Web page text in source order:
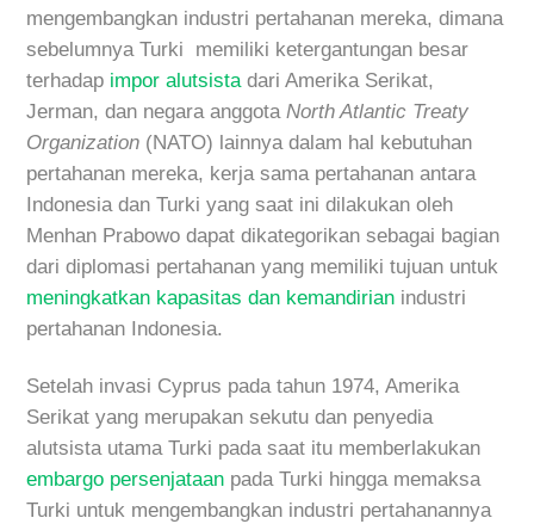
mengembangkan industri pertahanan mereka, dimana
sebelumnya Turki memiliki ketergantungan besar
terhadap impor alutsistadari Amerika Serikat,
Jerman, dan negara anggotaNorth Atlantic Treaty
Organization (NATO) lainnya dalam hal kebutuhan
pertahanan mereka, kerja sama pertahanan antara
Indonesia dan Turki yang saat ini dilakukan oleh
Menhan Prabowo dapat dikategorikan sebagai bagian
dari diplomasi pertahanan yang memiliki tujuan untuk
meningkatkan kapasitas dan kemandirian industri
pertahanan Indonesia.
Setelah invasi Cyprus pada tahun 1974, Amerika
Serikat yang merupakan sekutu dan penyedia
alutsista utama Turki pada saat itu memberlakukan
embargo persenjataan pada Turki hingga memaksa
Turki untuk mengembangkan industri pertahanannya